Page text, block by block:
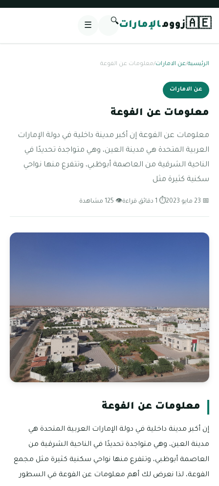
🇦🇪زوومالإمارات🔍
☰
الرئيسية/عن الامارات/معلومات عن الفوعة
عن الامارات
معلومات عن الفوعة
معلومات عن الفوعة إن أكبر مدينة داخلية في دولة الإمارات
العربية المتحدة هي مدينة العين، وهي متواجدة تحديدًا في
الناحية الشرقية من العاصمة أبوظبي، وتتفرع منها نواحي
سكنية كثيرة مثل
📅 23 مايو 2023 ⏱ 1 دقائق قراءة 👁 125 مشاهدة
معلومات عن الفوعة
إن أكبر مدينة داخلية في دولة الإمارات العربية المتحدة هي
مدينة العين، وهي متواجدة تحديدًا في الناحية الشرقية من
العاصمة أبوظبي، وتتفرع منها نواحي سكنية كثيرة مثل مجمع
الفوعة، لذا نعرض لك أهم معلومات عن الفوعة في السطور